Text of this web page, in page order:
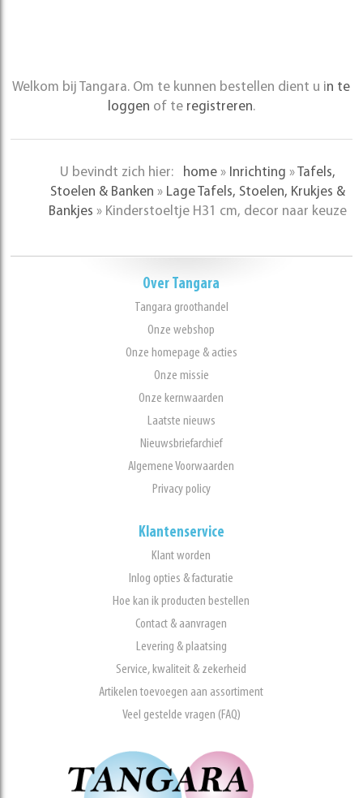
Welkom bij Tangara. Om te kunnen bestellen dient u in te
loggen of te registreren.
U bevindt zich hier: home » Inrichting »Tafels,
Stoelen & Banken » Lage Tafels, Stoelen, Krukjes &
Bankjes » Kinderstoeltje H31 cm, decor naar keuze
Over Tangara
Tangara groothandel
Onze webshop
Onze homepage & acties
Onze missie
Onze kernwaarden
Laatste nieuws
Nieuwsbriefarchief
Algemene Voorwaarden
Privacy policy
Klantenservice
Klant worden
Inlog opties & facturatie
Hoe kan ik producten bestellen
Contact & aanvragen
Levering & plaatsing
Service, kwaliteit & zekerheid
Artikelen toevoegen aan assortiment
Veel gestelde vragen (FAQ)